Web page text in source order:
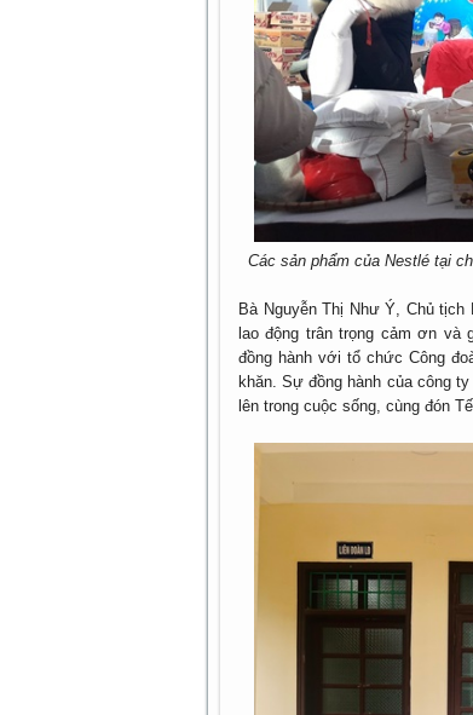
Các sản phẩm của Nestlé tại
Bà Nguyễn Thị Như Ý, Chủ
lao động trân trọng cảm ơn và
đồng hành với tổ chức Công
khăn. Sự đồng hành của công
lên trong cuộc sống, cùng đón